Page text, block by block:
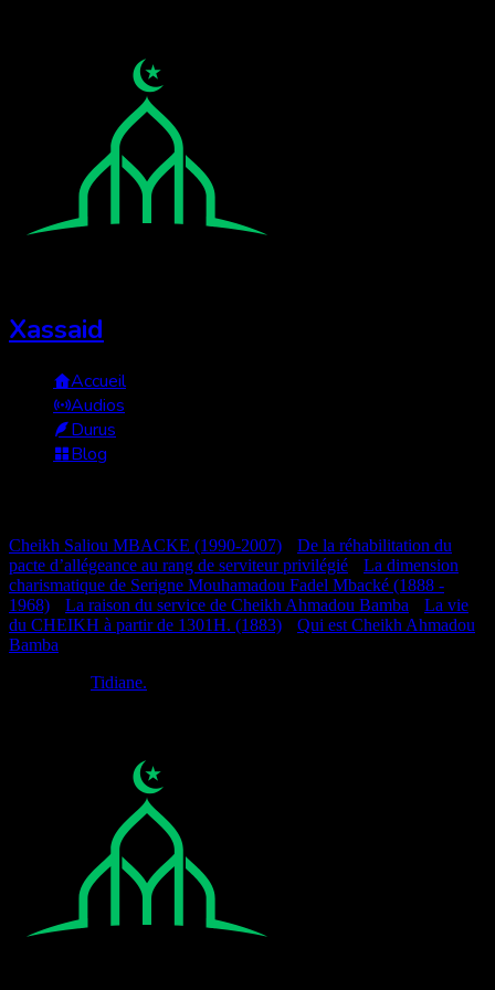
Xassaid
Accueil
Audios
Durus
Blog
Cheikh Saliou MBACKE (1990-2007)
De la réhabilitation du
pacte d’allégeance au rang de serviteur privilégié
La dimension
charismatique de Serigne Mouhamadou Fadel Mbacké (1888 -
1968)
La raison du service de Cheikh Ahmadou Bamba
La vie
du CHEIKH à partir de 1301H. (1883)
Qui est Cheikh Ahmadou
Bamba
Tidiane.